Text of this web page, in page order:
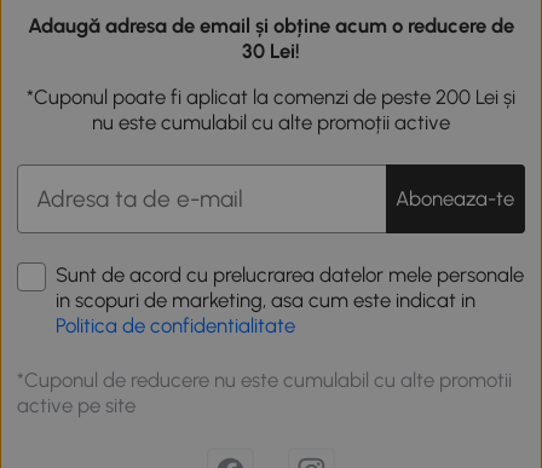
Adaugă adresa de email și obține acum o reducere de
30 Lei!
*Cuponul poate fi aplicat la comenzi de peste 200 Lei și
nu este cumulabil cu alte promoții active
Aboneaza-te
Sunt de acord cu prelucrarea datelor mele personale
in scopuri de marketing, asa cum este indicat in
Politica de confidentialitate
*Cuponul de reducere nu este cumulabil cu alte promotii
active pe site